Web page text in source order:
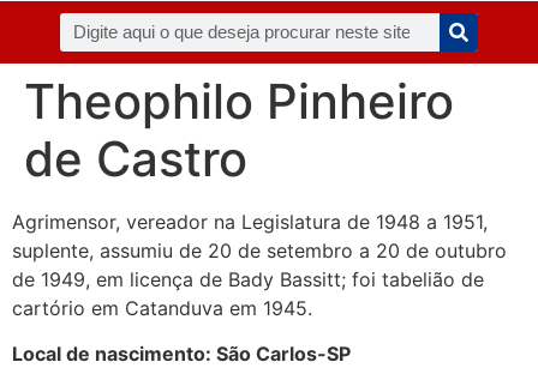
Theophilo Pinheiro
de Castro
Agrimensor, vereador na Legislatura de 1948 a 1951,
suplente, assumiu de 20 de setembro a 20 de outubro
de 1949, em licença de Bady Bassitt; foi tabelião de
cartório em Catanduva em 1945.
Local de nascimento: São Carlos-SP